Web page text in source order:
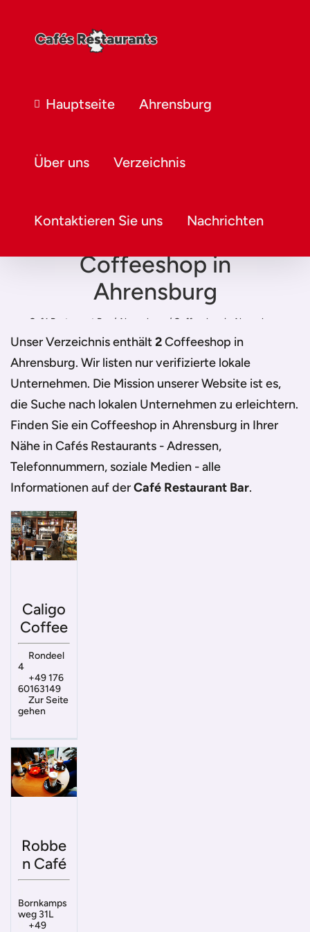
Hauptseite Ahrensburg
Über uns Verzeichnis
Kontaktieren Sie uns Nachrichten
Coffeeshop in
Ahrensburg
Café Restaurant Bar / Ahrensburg / Coffeeshop in Ahrensburg
Unser Verzeichnis enthält2Coffeeshop in
Ahrensburg. Wir listen nur verifizierte lokale
Unternehmen. Die Mission unserer Website ist es,
die Suche nach lokalen Unternehmen zu erleichtern.
Finden Sie einCoffeeshop in Ahrensburg in Ihrer
Nähe in Cafés Restaurants - Adressen,
Telefonnummern, soziale Medien - alle
Informationen auf derCafé Restaurant Bar.
Caligo
Coffee
Rondeel
4
+49 176
60163149
Zur Seite
gehen
Robbe
n Café
Bornkamps
weg 31L
+49